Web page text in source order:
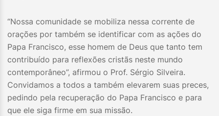
“Nossa comunidade se mobiliza nessa corrente de
orações por também se identificar com as ações do
Papa Francisco, esse homem de Deus que tanto tem
contribuído para reflexões cristãs neste mundo
contemporâneo”, afirmou o Prof. Sérgio Silveira.
Convidamos a todos a também elevarem suas preces,
pedindo pela recuperação do Papa Francisco e para
que ele siga firme em sua missão.